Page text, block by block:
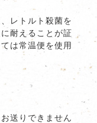
レトルト殺菌を
耐えることが証
は常温便を使用
送りできません